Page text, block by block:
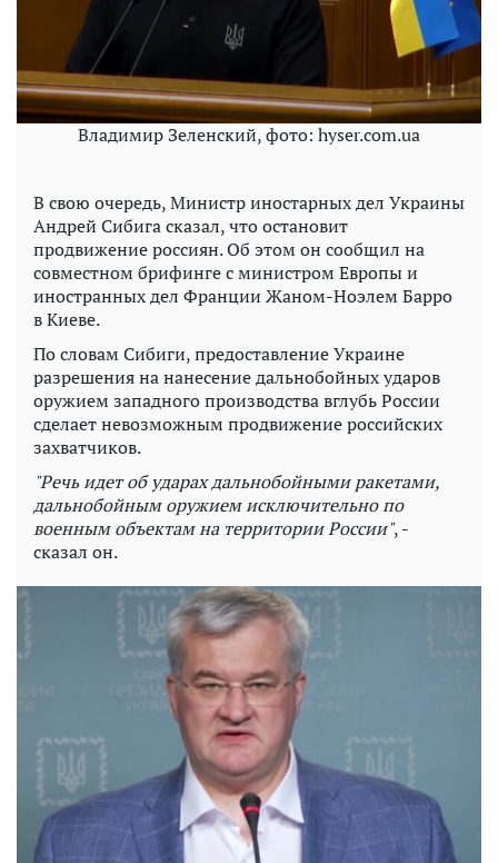
Владимир Зеленский, фото: hyser.com.ua
В свою очередь, Министр иностарных дел Украины
Андрей Сибига сказал, что остановит
продвижение россиян. Об этом он сообщил на
совместном брифинге с министром Европы и
иностранных дел Франции Жаном-Ноэлем Барро
в Киеве.
По словам Сибиги, предоставление Украине
разрешения на нанесение дальнобойных ударов
оружием западного производства вглубь России
сделает невозможным продвижение российских
захватчиков.
"Речь идет об ударах дальнобойными ракетами,
дальнобойным оружием исключительно по
военным объектам на территории России", -
сказал он.